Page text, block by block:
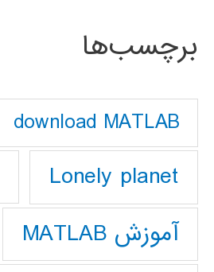
برچسب‌ها
download MATLAB
Lonely planet
آموزش MATLAB